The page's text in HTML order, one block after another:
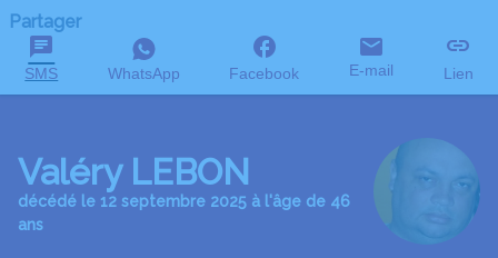
Partager
SMS WhatsApp Facebook E-mail Lien
Valéry LEBON
décédé le 12 septembre 2025 à l'âge de 46
ans